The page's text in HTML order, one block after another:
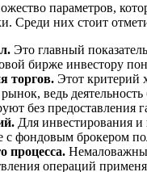
параметров,
Среди них стоит
Это главный
бирже инвестору
торгов. Этот критерий
ведь
без предоставления
Для инвестирования и
с фондовым брокером
процесса.
операций